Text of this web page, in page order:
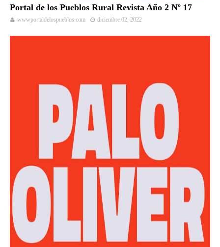
Portal de los Pueblos Rural Revista Año 2 Nº 17
wwwportaldelospueblos.com diciembre 02, 2022